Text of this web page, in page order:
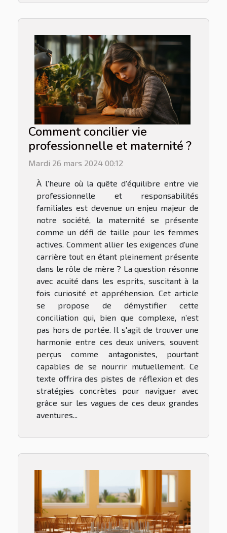
Comment concilier vie
professionnelle et maternité ?
Mardi 26 mars 2024 00:12
À l'heure où la quête d'équilibre entre vie
professionnelle et responsabilités
familiales est devenue un enjeu majeur de
notre société, la maternité se présente
comme un défi de taille pour les femmes
actives. Comment allier les exigences d'une
carrière tout en étant pleinement présente
dans le rôle de mère ? La question résonne
avec acuité dans les esprits, suscitant à la
fois curiosité et appréhension. Cet article
se propose de démystifier cette
conciliation qui, bien que complexe, n’est
pas hors de portée. Il s'agit de trouver une
harmonie entre ces deux univers, souvent
perçus comme antagonistes, pourtant
capables de se nourrir mutuellement. Ce
texte offrira des pistes de réflexion et des
stratégies concrètes pour naviguer avec
grâce sur les vagues de ces deux grandes
aventures...